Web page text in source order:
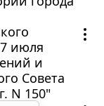
июля
и
Совета
N 150"